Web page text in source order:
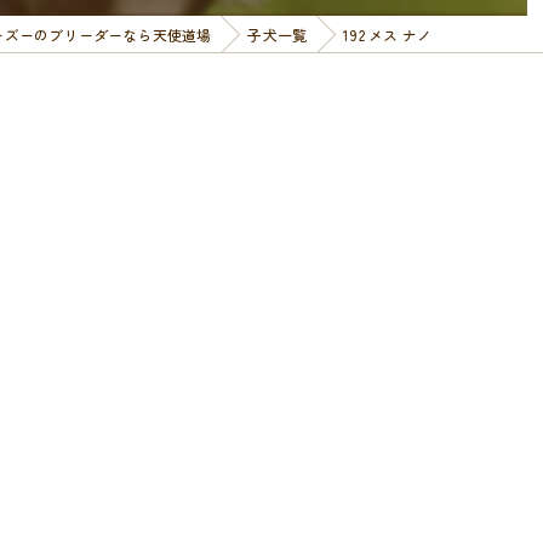
ズーのブリーダーなら天使道場 子犬一覧 192 メス ナノ